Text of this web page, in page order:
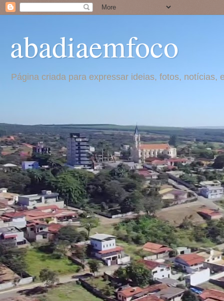
abadiaemfoco
Página criada para expressar ideias, fotos,